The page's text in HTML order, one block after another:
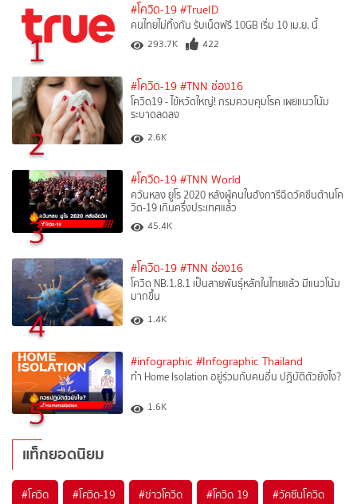
1
#โควิด-19 #TrueID
คนไทยไม่ทิ้งกัน รับเน็ตฟรี 10GB เริ่ม 10 เม.ย. นี้
293.7K 422
2
#โควิด-19 #TNN ช่อง16
โควิด19 - ไข้หวัดใหญ่! กรมควบคุมโรค เผยแนวโน้ม
ระบาดลดลง
2.6K
3
#โควิด-19 #TNN World
ควันหลง ยูโร 2020 หลังผู้คนในฮังการีฉีดวัคซีนต้านโค
วิด-19 เกินครึ่งประเทศแล้ว
45.4K
4
#โควิด-19 #TNN ช่อง16
โควิด NB.1.8.1 เป็นสายพันธุ์หลักในไทยแล้ว มีแนวโน้ม
มากขึ้น
1.4K
5
#infographic #Infographic Thailand
ทำ Home Isolation อยู่ร่วมกับคนอื่น ปฏิบัติตัวยังไง?
1.6K
แท็กยอดนิยม
#โควิด #โควิด-19 #ข่าวโควิด #โควิด 19 #วัคซีนโควิด